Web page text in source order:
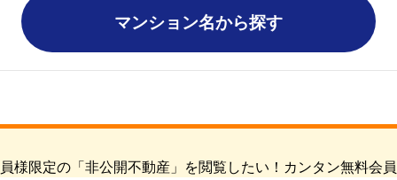
マンション名から探す